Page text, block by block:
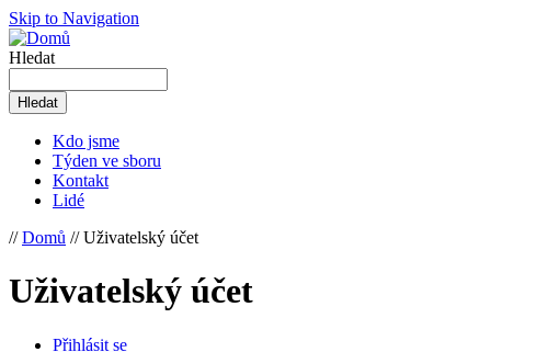
Skip to Navigation
Hledat
Kdo jsme
Týden ve sboru
Kontakt
Lidé
//Domů // Uživatelský účet
Uživatelský účet
Přihlásit se